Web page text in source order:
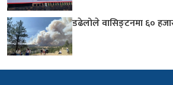
डढेलोले वासिङ्टनमा ६०